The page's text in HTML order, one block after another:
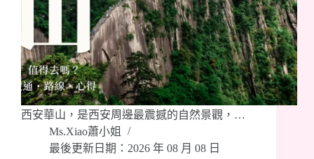
​西安華山，是西安周邊最震撼的自然景觀，…
Ms.Xiao蕭小姐
最後更新日期：2026 年 08 月 08 日